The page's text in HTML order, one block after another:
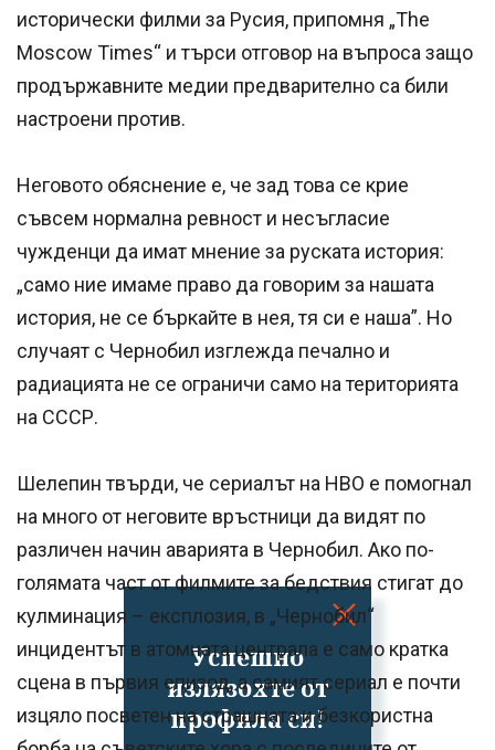
Успешно
излязохте от
профила си!
исторически филми за Русия, припомня „The
Moscow Times“ и търси отговор на въпроса защо
продържавните медии предварително са били
настроени против.
Неговото обяснение е, че зад това се крие
съвсем нормална ревност и несъгласие
чужденци да имат мнение за руската история:
„само ние имаме право да говорим за нашата
история, не се бъркайте в нея, тя си е наша”. Но
случаят с Чернобил изглежда печално и
радиацията не се ограничи само на територията
на СССР.
Шелепин твърди, че сериалът на HBO е помогнал
на много от неговите връстници да видят по
различен начин аварията в Чернобил. Ако по-
голямата част от филмите за бедствия стигат до
кулминация – експлозия, в „Чернобил“
инцидентът в атомната централа е само кратка
сцена в първия епизод, а самият сериал е почти
изцяло посветен на страшната и безкористна